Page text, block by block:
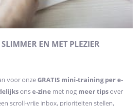
SLIMMER EN MET PLEZIER
voor onzeGRATIS mini-training per e-
onse-zine met nog meer tipsover
scroll-vrije inbox, prioriteiten stellen,